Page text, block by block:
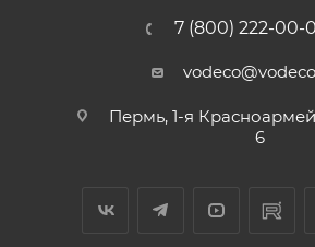
7 (800) 222-00-
Пермь, 1-я
6